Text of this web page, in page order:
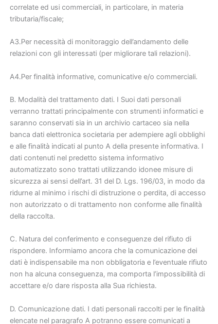
correlate ed usi commerciali, in particolare, in materia
tributaria/fiscale;
A3.Per necessità di monitoraggio dell’andamento delle
relazioni con gli interessati (per migliorare tali relazioni).
A4.Per finalità informative, comunicative e/o commerciali.
B. Modalità del trattamento dati. I Suoi dati personali
verranno trattati principalmente con strumenti informatici e
saranno conservati sia in un archivio cartaceo sia nella
banca dati elettronica societaria per adempiere agli obblighi
e alle finalità indicati al punto A della presente informativa. I
dati contenuti nel predetto sistema informativo
automatizzato sono trattati utilizzando idonee misure di
sicurezza ai sensi dell’art. 31 del D. Lgs. 196/03, in modo da
ridurne al minimo i rischi di distruzione o perdita, di accesso
non autorizzato o di trattamento non conforme alle finalità
della raccolta.
C. Natura del conferimento e conseguenze del rifiuto di
rispondere. Informiamo ancora che la comunicazione dei
dati è indispensabile ma non obbligatoria e l’eventuale rifiuto
non ha alcuna conseguenza, ma comporta l’impossibilità di
accettare e/o dare risposta alla Sua richiesta.
D. Comunicazione dati. I dati personali raccolti per le finalità
elencate nel paragrafo A potranno essere comunicati a